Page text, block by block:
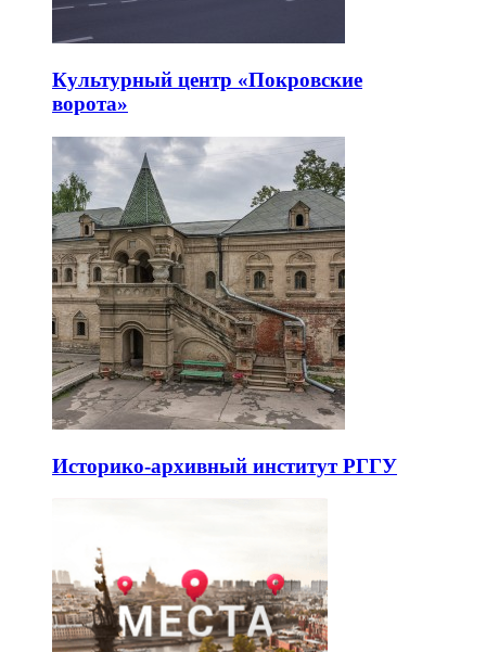
Культурный центр «Покровские
ворота»
Историко-архивный институт РГГУ